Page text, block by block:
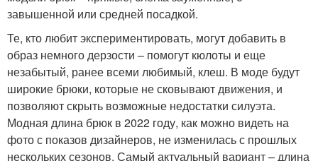
завышенной или средней посадкой.
Те, кто любит экспериментировать, могут добавить в
образ немного дерзости – помогут кюлоты и еще
незабытый, ранее всеми любимый, клеш. В моде будут
широкие брюки, которые не сковывают движения, и
позволяют скрыть возможные недостатки силуэта.
Модная длина брюк в 2022 году, как можно видеть на
фото с показов дизайнеров, не изменилась с прошлых
нескольких сезонов. Самый актуальный вариант – длина